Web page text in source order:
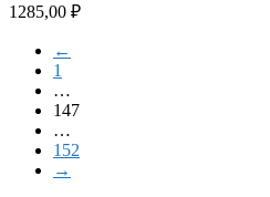
1285,00 ₽
←
1
…
147
…
152
→